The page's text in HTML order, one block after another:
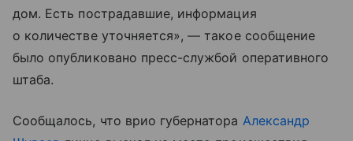
дом. Есть пострадавшие, информация
о количестве уточняется», — такое сообщение
было опубликовано пресс-службой оперативного
штаба.
Сообщалось, что врио губернатора Александр